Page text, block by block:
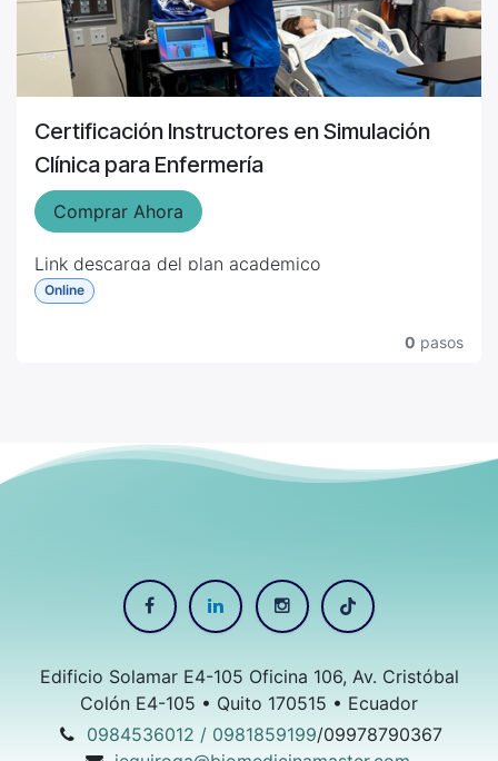
Certificación Instructores en Simulación
Clínica para Enfermería
Comprar Ahora
Link descarga del plan academico
https://drive.google.com/file/d/1n8eYKuVoWCp63x
Online
0 pasos
Edificio Solamar E4-105 Oficina 106, Av. Cristóbal
Colón E4-105 • Quito 170515 • Ecuador
0984536012 / 0981859199/09978790367